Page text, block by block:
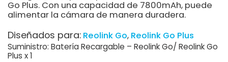
Go Plus. Con una capacidad de 7800mAh, puede
alimentar la cámara de manera duradera.
Diseñados para: Reolink Go Reolink Go Plus
Suministro: Batería Recargable – Reolink Go/ Reolink Go
Plus x 1